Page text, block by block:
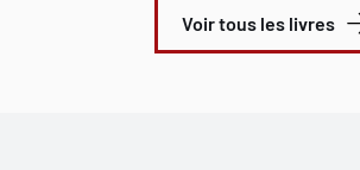
Voir tous les livres